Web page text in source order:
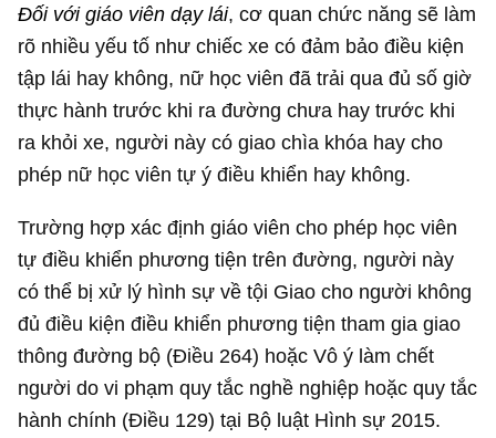
Đối với giáo viên dạy lái, cơ quan chức năng sẽ làm
rõ nhiều yếu tố như chiếc xe có đảm bảo điều kiện
tập lái hay không, nữ học viên đã trải qua đủ số giờ
thực hành trước khi ra đường chưa hay trước khi
ra khỏi xe, người này có giao chìa khóa hay cho
phép nữ học viên tự ý điều khiển hay không.
Trường hợp xác định giáo viên cho phép học viên
tự điều khiển phương tiện trên đường, người này
có thể bị xử lý hình sự về tội Giao cho người không
đủ điều kiện điều khiển phương tiện tham gia giao
thông đường bộ (Điều 264) hoặc Vô ý làm chết
người do vi phạm quy tắc nghề nghiệp hoặc quy tắc
hành chính (Điều 129) tại Bộ luật Hình sự 2015.